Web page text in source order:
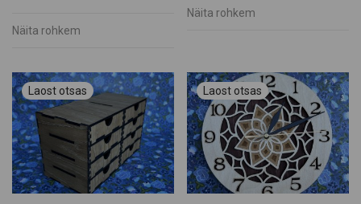
Näita rohkem
Näita rohkem